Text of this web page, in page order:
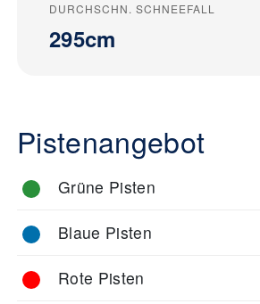
DURCHSCHN. SCHNEEFALL
295cm
Pistenangebot
Grüne Pisten
Blaue Pisten
Rote Pisten